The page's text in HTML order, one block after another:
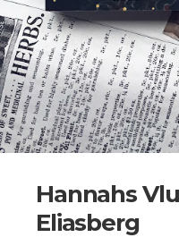
Hannahs
Eliasberg